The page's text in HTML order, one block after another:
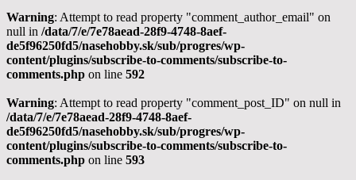
Warning: Attempt to read property "comment_author_email" on
null in /data/7/e/7e78aead-28f9-4748-8aef-
de5f96250fd5/nasehobby.sk/sub/progres/wp-
content/plugins/subscribe-to-comments/subscribe-to-
comments.php on line 592
Warning: Attempt to read property "comment_post_ID" on null in
/data/7/e/7e78aead-28f9-4748-8aef-
de5f96250fd5/nasehobby.sk/sub/progres/wp-
content/plugins/subscribe-to-comments/subscribe-to-
comments.php on line 593